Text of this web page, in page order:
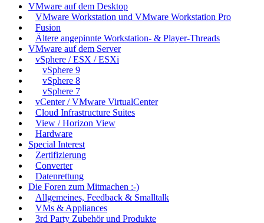
VMware auf dem Desktop
VMware Workstation und VMware Workstation Pro
Fusion
Ältere angepinnte Workstation- & Player-Threads
VMware auf dem Server
vSphere / ESX / ESXi
vSphere 9
vSphere 8
vSphere 7
vCenter / VMware VirtualCenter
Cloud Infrastructure Suites
View / Horizon View
Hardware
Special Interest
Zertifizierung
Converter
Datenrettung
Die Foren zum Mitmachen :-)
Allgemeines, Feedback & Smalltalk
VMs & Appliances
3rd Party Zubehör und Produkte